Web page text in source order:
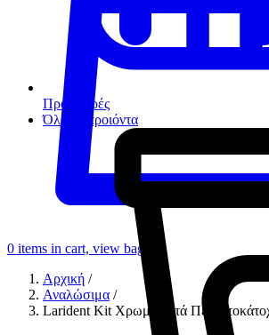
Προσφορές
Όλα τα προιόντα
0 items in cart, view bag
Αρχική /
Αναλώσιμα /
Larident Kit Χρωματιστά